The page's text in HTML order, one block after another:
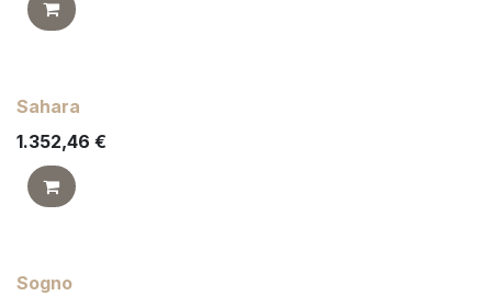
Sahara
1.352,46 €
Sogno